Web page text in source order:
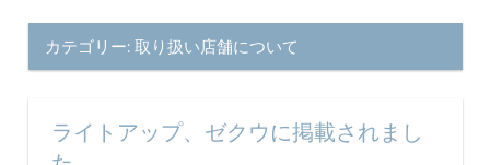
カテゴリー: 取り扱い店舗について
ライトアップ、ゼクウに掲載されまし